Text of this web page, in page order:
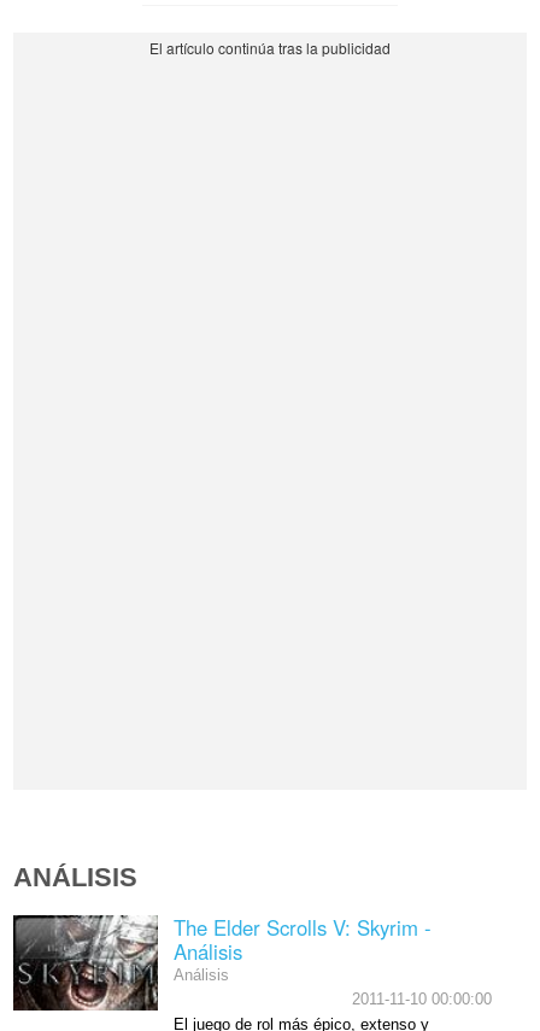
ANÁLISIS
The Elder Scrolls V: Skyrim -
Análisis
Análisis
2011-11-10 00:00:00
El juego de rol más épico, extenso y